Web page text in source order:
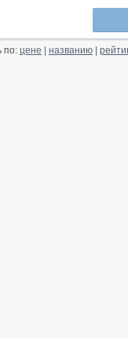
по: цене названию